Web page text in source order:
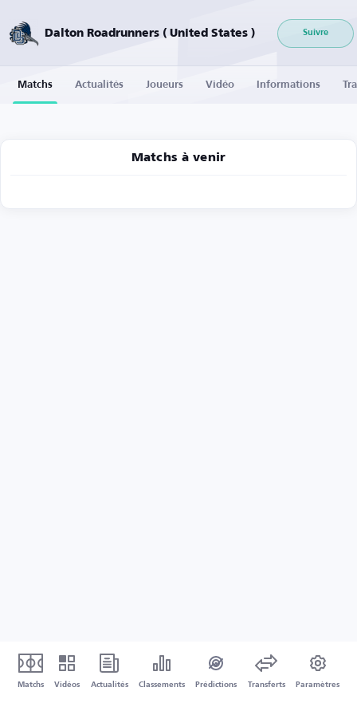
Dalton Roadrunners ( United States ) Suivre
Matchs Actualités Joueurs Vidéo Informations
Matchs à venir
Matchs Vidéos Actualités Classements Prédictions Transferts Paramètres